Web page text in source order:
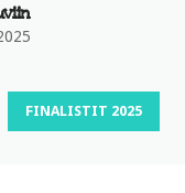
FINALISTIT 2025